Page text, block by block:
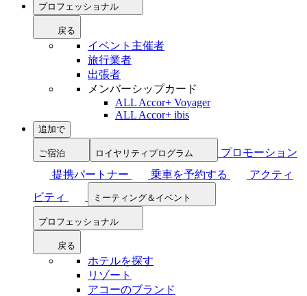
プロフェッショナル
戻る
イベント主催者
旅行業者
出張者
メンバーシップカード
ALL Accor+ Voyager
ALL Accor+ ibis
追加で
ご宿泊 ロイヤリティプログラム
プロモーション
提携パートナー
乗車を予約する
アクティ
ビティ
ミーティング＆イベント
プロフェッショナル
戻る
ホテルを探す
リゾート
アコーのブランド